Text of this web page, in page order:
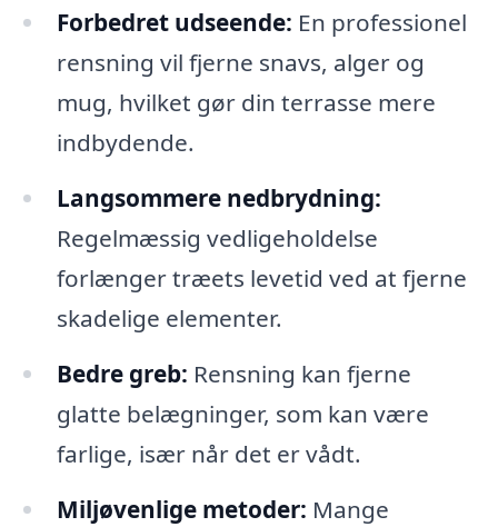
Forbedret udseende: En professionel
rensning vil fjerne snavs, alger og
mug, hvilket gør din terrasse mere
indbydende.
Langsommere nedbrydning:
Regelmæssig vedligeholdelse
forlænger træets levetid ved at fjerne
skadelige elementer.
Bedre greb: Rensning kan fjerne
glatte belægninger, som kan være
farlige, især når det er vådt.
Miljøvenlige metoder: Mange